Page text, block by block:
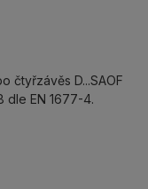
čtyřzávěs D...SAOF
dle EN 1677-4.